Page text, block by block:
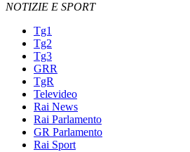
NOTIZIE E SPORT
Tg1
Tg2
Tg3
GRR
TgR
Televideo
Rai News
Rai Parlamento
GR Parlamento
Rai Sport